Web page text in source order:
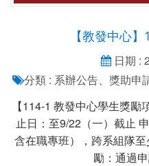
【教發中心
日期 :
分類 : 系辦公告、獎助申
【114-1 教發中心學生獎
止日：至9/22（一）截止
含在職專班），跨系組隊
勵：通過